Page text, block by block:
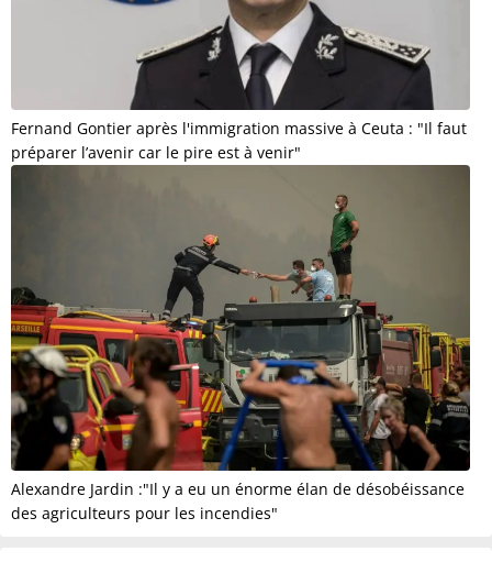
Fernand Gontier après l'immigration massive à Ceuta : "Il faut
préparer l’avenir car le pire est à venir"
Alexandre Jardin :"Il y a eu un énorme élan de désobéissance
des agriculteurs pour les incendies"